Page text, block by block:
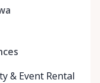
9:00 AM - 5:00 PM
& Event Rental